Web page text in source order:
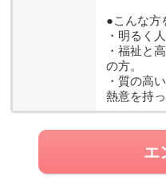
●こんな方
・明るく
・福祉と
の方。
・質の高
熱意を持
エ